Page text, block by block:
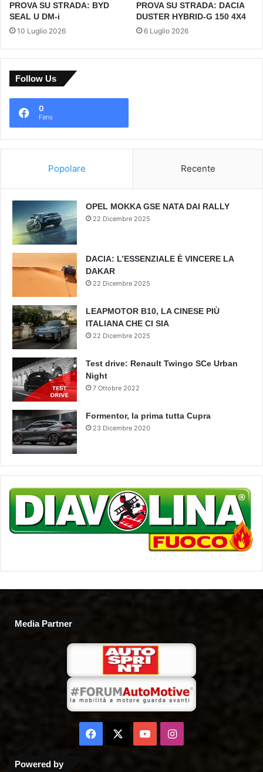
PROVA SU STRADA: BYD
SEAL U DM-i
10 Luglio 2026
PROVA SU STRADA: DACIA
DUSTER HYBRID-G 150 4X4
6 Luglio 2026
Follow Us
0
Fans
Popolare Recente
OPEL MOKKA GSE NATA DAI RALLY
22 Dicembre 2025
DACIA: L’ESSENZIALE È VINCERE LA
DAKAR
22 Dicembre 2025
LEAPMOTOR B10, LA CINESE PIÙ
ITALIANA CHE CI SIA
22 Dicembre 2025
Test drive: Renault Twingo SCe Urban
Night
7 Ottobre 2022
Formentor, la prima tutta Cupra
23 Dicembre 2020
Media Partner
Facebook
You Instagram
Powered by